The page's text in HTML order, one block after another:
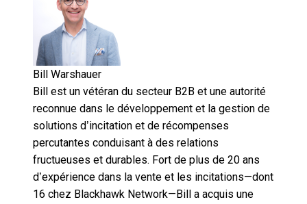
Bill Warshauer
Bill est un vétéran du secteur B2B et une autorité
reconnue dans le développement et la gestion de
solutions d’incitation et de récompenses
percutantes conduisant à des relations
fructueuses et durables. Fort de plus de 20 ans
d’expérience dans la vente et les incitations—dont
16 chez Blackhawk Network—Bill a acquis une